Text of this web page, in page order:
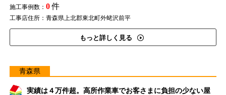
施工事例数： 0件
工事店住所：青森県上北郡東北町外蛯沢前平
もっと詳しく見る
青森県
実績は４万件超。高所作業車でお客さまに負担の少ない屋